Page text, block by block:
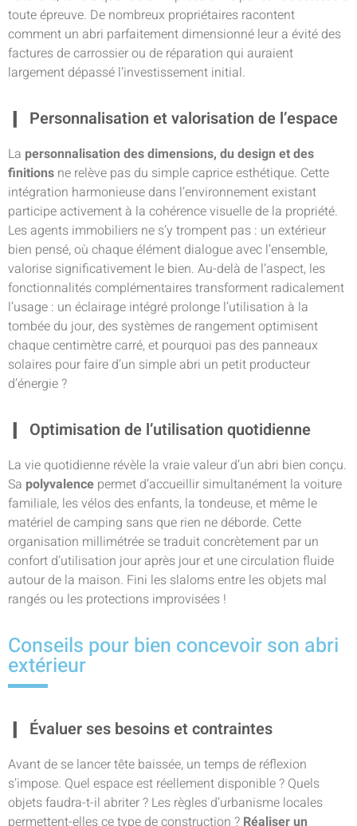
toute épreuve. De nombreux propriétaires racontent
comment un abri parfaitement dimensionné leur a évité des
factures de carrossier ou de réparation qui auraient
largement dépassé l’investissement initial.
Personnalisation et valorisation de l’espace
La personnalisation des dimensions, du design et des
finitions ne relève pas du simple caprice esthétique. Cette
intégration harmonieuse dans l’environnement existant
participe activement à la cohérence visuelle de la propriété.
Les agents immobiliers ne s’y trompent pas : un extérieur
bien pensé, où chaque élément dialogue avec l’ensemble,
valorise significativement le bien. Au-delà de l’aspect, les
fonctionnalités complémentaires transforment radicalement
l’usage : un éclairage intégré prolonge l’utilisation à la
tombée du jour, des systèmes de rangement optimisent
chaque centimètre carré, et pourquoi pas des panneaux
solaires pour faire d’un simple abri un petit producteur
d’énergie ?
Optimisation de l’utilisation quotidienne
La vie quotidienne révèle la vraie valeur d’un abri bien conçu.
Sa polyvalence permet d’accueillir simultanément la voiture
familiale, les vélos des enfants, la tondeuse, et même le
matériel de camping sans que rien ne déborde. Cette
organisation millimétrée se traduit concrètement par un
confort d’utilisation jour après jour et une circulation fluide
autour de la maison. Fini les slaloms entre les objets mal
rangés ou les protections improvisées !
Conseils pour bien concevoir son abri
extérieur
Évaluer ses besoins et contraintes
Avant de se lancer tête baissée, un temps de réflexion
s’impose. Quel espace est réellement disponible ? Quels
objets faudra-t-il abriter ? Les règles d’urbanisme locales
permettent-elles ce type de construction ? Réaliser un